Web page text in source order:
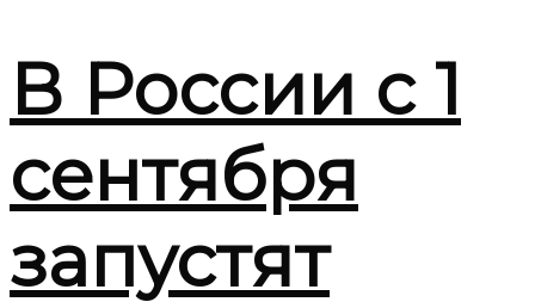
В России с 1
сентября
запустят